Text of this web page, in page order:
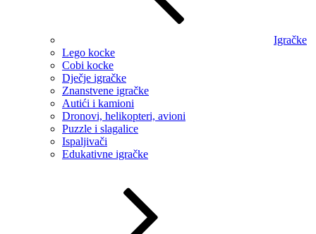
Igračke
Lego kocke
Cobi kocke
Dječje igračke
Znanstvene igračke
Autići i kamioni
Dronovi, helikopteri, avioni
Puzzle i slagalice
Ispaljivači
Edukativne igračke